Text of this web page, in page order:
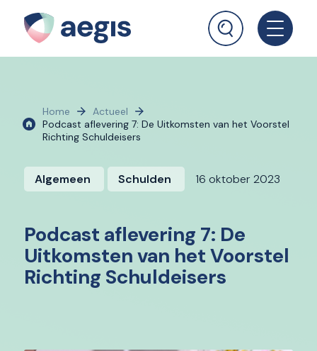
Home
Actueel
Podcast aflevering 7: De Uitkomsten van het Voorstel
Richting Schuldeisers
Algemeen Schulden 16 oktober 2023
Podcast aflevering 7: De
Uitkomsten van het Voorstel
Richting Schuldeisers